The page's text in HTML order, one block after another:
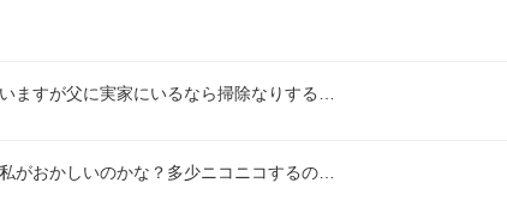
ますが父に実家にいるなら掃除なりする…
がおかしいのかな？多少ニコニコするの…